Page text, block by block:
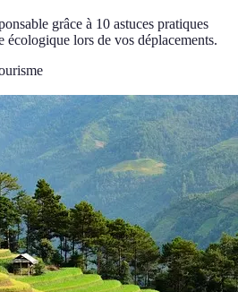
grâce à 10 astuces pratiques
écologique lors de vos déplacements.